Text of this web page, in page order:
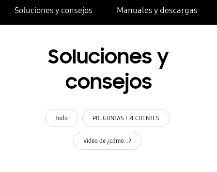
Soluciones y consejos Manuales y descargas
Soluciones y
consejos
Todo PREGUNTAS FRECUENTES
Video de ¿cómo...?